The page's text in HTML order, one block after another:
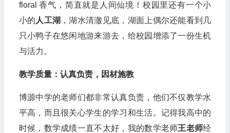
floral 香气，简直就是人间仙境！校园里还有一个小
小的 人工湖 ，湖水清澈见底，湖面上偶尔还能看到几
只小鸭子在悠闲地游来游去，给校园增添了一份生机
与活力。
教学质量：认真负责，因材施教
博源中学的老师们都非常认真负责，他们不仅教学水
平高，而且很关心学生的学习和生活。记得我高中的
时候，数学成绩一直不太好，我的数学老师王老师经